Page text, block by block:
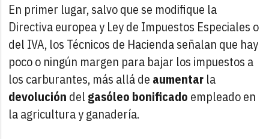
En primer lugar, salvo que se modifique la
Directiva europea y Ley de Impuestos Especiales o
del IVA, los Técnicos de Hacienda señalan que hay
poco o ningún margen para bajar los impuestos a
los carburantes, más allá de aumentar la
devolución del gasóleo bonificado empleado en
la agricultura y ganadería.